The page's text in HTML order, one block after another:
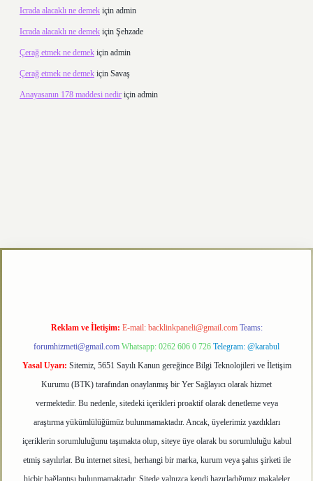
Icrada alacaklı ne demek için admin
Icrada alacaklı ne demek için Şehzade
Çerağ etmek ne demek için admin
Çerağ etmek ne demek için Savaş
Anayasanın 178 maddesi nedir için admin
Reklam ve İletişim: E-mail: backlinkpaneli@gmail.com Teams:
forumhizmeti@gmail.com Whatsapp: 0262 606 0 726 Telegram: @karabul
Yasal Uyarı: Sitemiz, 5651 Sayılı Kanun gereğince Bilgi Teknolojileri ve İletişim
Kurumu (BTK) tarafından onaylanmış bir Yer Sağlayıcı olarak hizmet
vermektedir. Bu nedenle, sitedeki içerikleri proaktif olarak denetleme veya
araştırma yükümlülüğümüz bulunmamaktadır. Ancak, üyelerimiz yazdıkları
içeriklerin sorumluluğunu taşımakta olup, siteye üye olarak bu sorumluluğu kabul
etmiş sayılırlar. Bu internet sitesi, herhangi bir marka, kurum veya şahıs şirketi ile
hiçbir bağlantısı bulunmamaktadır. Sitede yalnızca kendi hazırladığımız makaleler